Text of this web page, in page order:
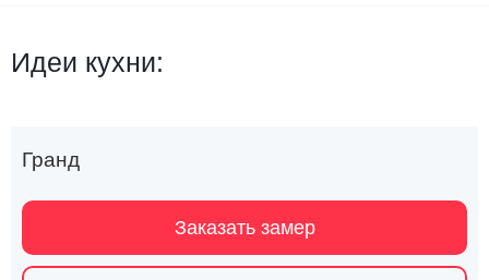
Идеи кухни:
Гранд
Заказать замер